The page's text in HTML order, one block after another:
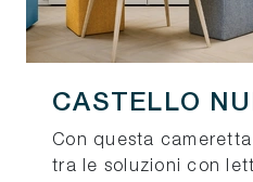
CASTELLO
Con questa
tra le soluzioni con